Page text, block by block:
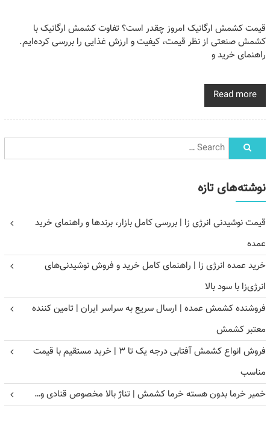
قیمت کشمش ارگانیک امروز چقدر است؟ تفاوت‌ کشمش ارگانیک با
کشمش صنعتی از نظر قیمت، کیفیت و ارزش غذایی را بررسی کرده‌ایم.
راهنمای خرید و
Read more
نوشته‌های تازه
قیمت نوشیدنی انرژی زا | بررسی کامل بازار، برندها و راهنمای خرید
عمده
خرید عمده انرژی زا | راهنمای کامل خرید و فروش نوشیدنی‌های
انرژی‌زا با سود بالا
فروشنده کشمش عمده | ارسال سریع به سراسر ایران | تامین کننده
معتبر کشمش
فروش انواع کشمش آفتابی درجه یک تا ۳ | خرید مستقیم با قیمت
مناسب
خمیر خرما بدون هسته خرما کشمش | تناژ بالا مخصوص قنادی و…